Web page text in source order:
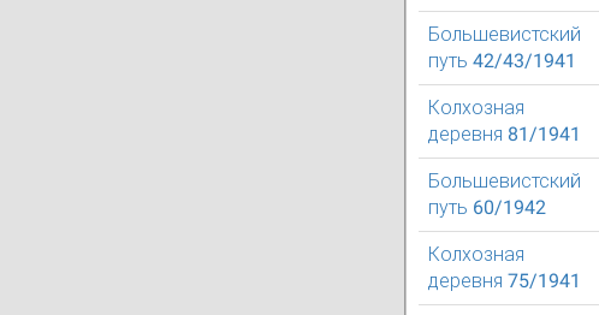
Большевистский
путь 42/43/1941
Колхозная
деревня 81/1941
Большевистский
путь 60/1942
Колхозная
деревня 75/1941